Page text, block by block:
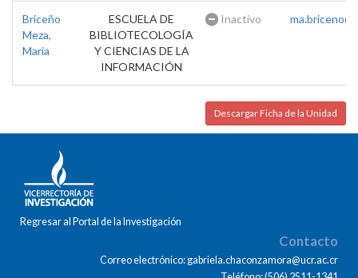
Briceño
Meza,
Maria
ESCUELA DE
BIBLIOTECOLOGÍA
Y CIENCIAS DE LA
INFORMACIÓN
Inactivo
Descargar Ficha de la Unidad
Regresar al Portal de la Investigación
Contacto
Correo electrónico: gabriela.chaconzamora@ucr.ac.cr